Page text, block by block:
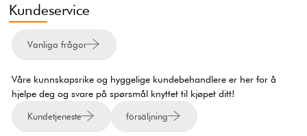
Kundeservice
Vanliga frågor
Våre kunnskapsrike og hyggelige kundebehandlere er her for å
hjelpe deg og svare på spørsmål knyttet til kjøpet ditt!
Kundetjeneste försäljning